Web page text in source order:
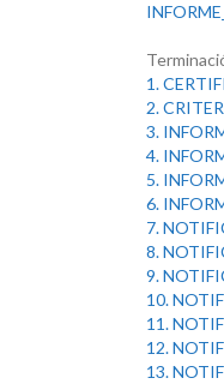
1.
2.
3.
4.
5.
6.
7.
8.
9.
10.
11.
12.
13.